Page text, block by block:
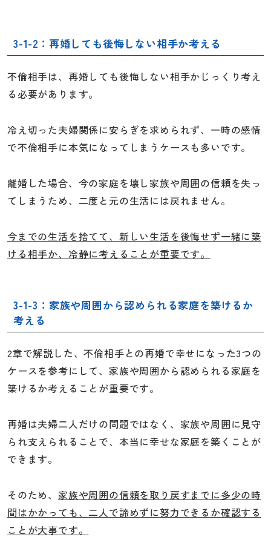
3-1-2：再婚しても後悔しない相手か考える
不倫相手は、再婚しても後悔しない相手かじっくり考え
る必要があります。
冷え切った夫婦関係に安らぎを求められず、一時の感情
で不倫相手に本気になってしまうケースも多いです。
離婚した場合、今の家庭を壊し家族や周囲の信頼を失っ
てしまうため、二度と元の生活には戻れません。
今までの生活を捨てて、新しい生活を後悔せず一緒に築
ける相手か、冷静に考えることが重要です。
3-1-3：家族や周囲から認められる家庭を築けるか
考える
2章で解説した、不倫相手との再婚で幸せになった3つの
ケースを参考にして、家族や周囲から認められる家庭を
築けるか考えることが重要です。
再婚は夫婦二人だけの問題ではなく、家族や周囲に見守
られ支えられることで、本当に幸せな家庭を築くことが
できます。
そのため、 家族や周囲の信頼を取り戻すまでに多少の時
間はかかっても、二人で諦めずに努力できるか確認する
ことが大事です。